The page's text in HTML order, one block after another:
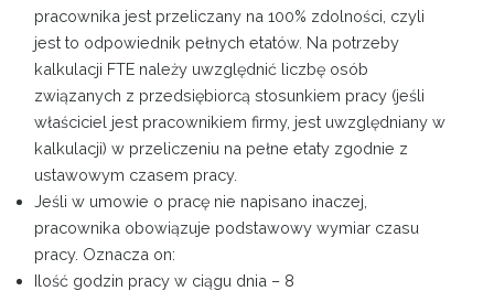
pracownika jest przeliczany na 100% zdolności, czyli
jest to odpowiednik pełnych etatów. Na potrzeby
kalkulacji FTE należy uwzględnić liczbę osób
związanych z przedsiębiorcą stosunkiem pracy (jeśli
właściciel jest pracownikiem firmy, jest uwzględniany w
kalkulacji) w przeliczeniu na pełne etaty zgodnie z
ustawowym czasem pracy.
Jeśli w umowie o pracę nie napisano inaczej,
pracownika obowiązuje podstawowy wymiar czasu
pracy. Oznacza on:
Ilość godzin pracy w ciągu dnia – 8